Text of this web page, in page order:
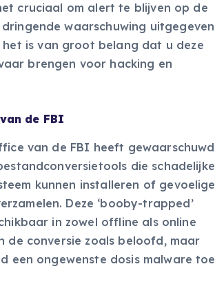
cruciaal om alert te blijven op de
waarschuwing uitgegeven
is van groot belang dat u deze
brengen voor hacking en
de FBI
van de FBI heeft gewaarschuwd
die schadelijke
kunnen installeren of gevoelige
Deze ‘booby-trapped’
in zowel offline als online
de conversie zoals beloofd, maar
een ongewenste dosis malware toe